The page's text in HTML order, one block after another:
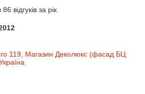
золото
блискучий
відгуків за рік
119, Магазин Деколюкс (фасад БЦ